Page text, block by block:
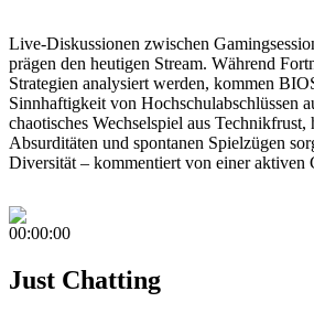
Live-Diskussionen zwischen
prägen den heutigen Stream. Während
Strategien analysiert werden, kommen
Sinnhaftigkeit von Hochschulabschlüssen
chaotisches Wechselspiel aus Technikfrust,
Absurditäten und spontanen Spielzügen
Diversität – kommentiert von einer aktiven
00:00:00
Just Chatting